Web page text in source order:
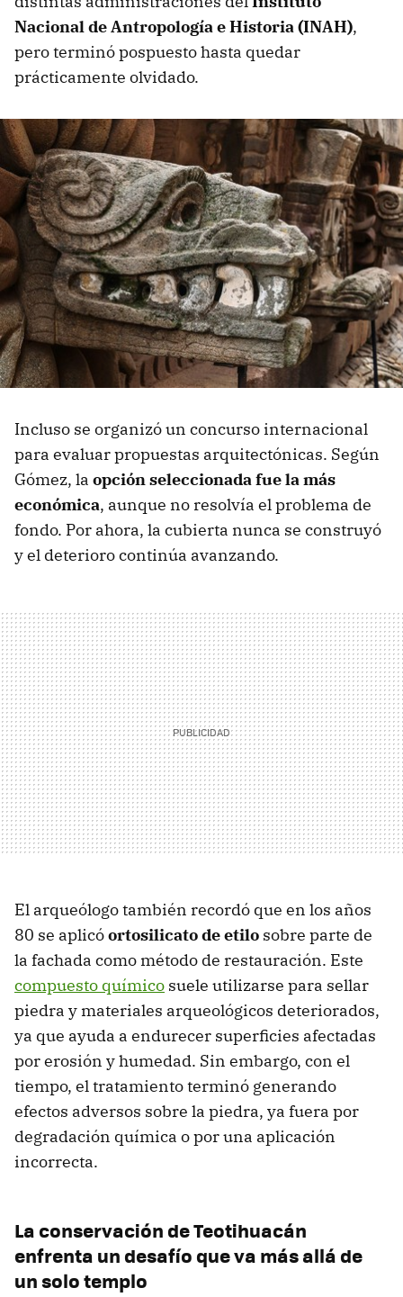
Nacional de Antropología e Historia (INAH),
pero terminó pospuesto hasta quedar
prácticamente olvidado.
Incluso se organizó un concurso internacional
para evaluar propuestas arquitectónicas. Según
Gómez, la opción seleccionada fue la más
económica, aunque no resolvía el problema de
fondo. Por ahora, la cubierta nunca se construyó
y el deterioro continúa avanzando.
El arqueólogo también recordó que en los años
80 se aplicóortosilicato de etilo sobre parte de
la fachada como método de restauración. Este
compuesto químico suele utilizarse para sellar
piedra y materiales arqueológicos deteriorados,
ya que ayuda a endurecer superficies afectadas
por erosión y humedad. Sin embargo, con el
tiempo, el tratamiento terminó generando
efectos adversos sobre la piedra, ya fuera por
degradación química o por una aplicación
incorrecta.
La conservación de Teotihuacán
enfrenta un desafío que va más allá de
un solo templo